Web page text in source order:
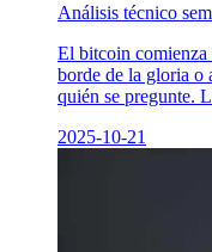
Análisis técnico
El bitcoin comienza
borde de la gloria o
quién se pregunte.
2025-10-21